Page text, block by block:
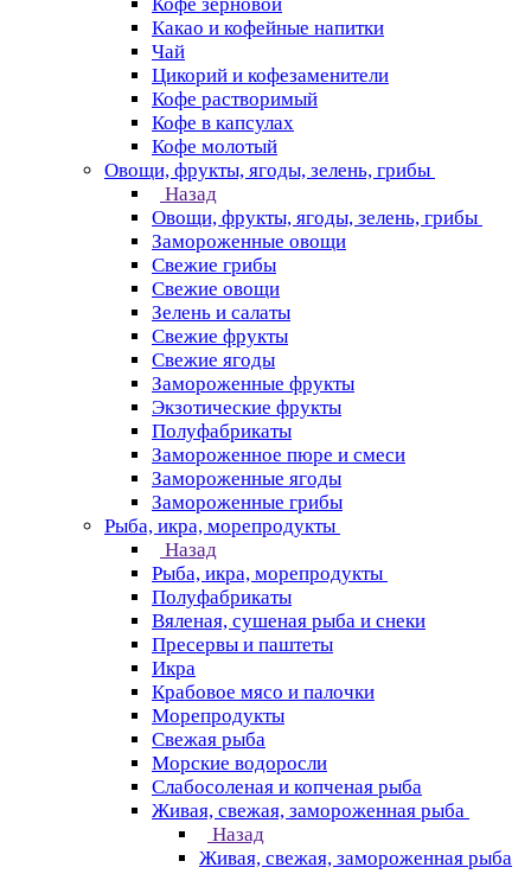
Какао и кофейные напитки
Чай
Цикорий и кофезаменители
Кофе растворимый
Кофе в капсулах
Кофе молотый
Овощи, фрукты, ягоды, зелень, грибы
Назад
Овощи, фрукты, ягоды, зелень, грибы
Замороженные овощи
Свежие грибы
Свежие овощи
Зелень и салаты
Свежие фрукты
Свежие ягоды
Замороженные фрукты
Экзотические фрукты
Полуфабрикаты
Замороженное пюре и смеси
Замороженные ягоды
Замороженные грибы
Рыба, икра, морепродукты
Назад
Рыба, икра, морепродукты
Полуфабрикаты
Вяленая, сушеная рыба и снеки
Пресервы и паштеты
Икра
Крабовое мясо и палочки
Морепродукты
Свежая рыба
Морские водоросли
Слабосоленая и копченая рыба
Живая, свежая, замороженная рыба
Назад
Живая, свежая, замороженная рыба